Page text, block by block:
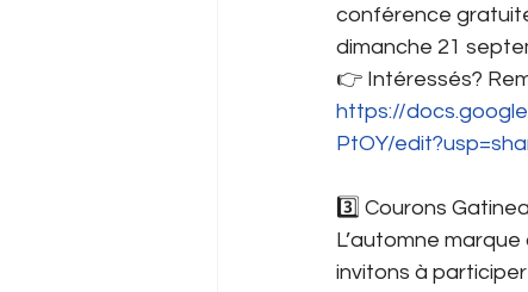
conférence
dimanche 21
👉 Intéressés?
https://
PtOY/
3️⃣ Courons
L’automne
invitons à